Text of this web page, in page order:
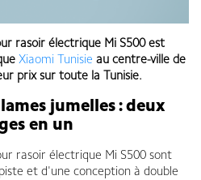
rasoir électrique Mi S500 est
Xiaomi Tunisie au centre-ville de
prix sur toute la Tunisie.
jumelles : deux
en un
rasoir électrique Mi S500 sont
et d'une conception à double